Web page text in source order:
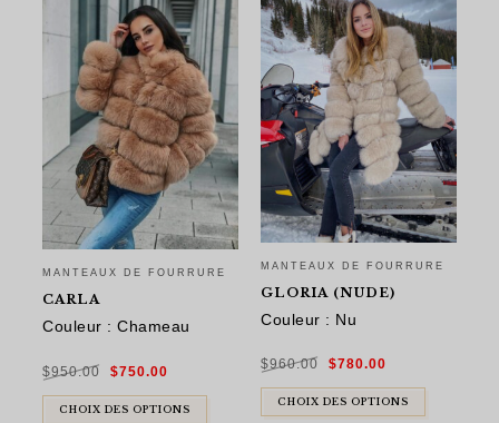
MANTEAUX DE FOURRURE
CARLA
Couleur : Chameau
$950.00 prix
était :
$950.00.
$750.00
est :
$750.00.
CHOIX DES OPTIONS
MANTEAUX DE FOURRURE
GLORIA (NUDE)
Couleur : Nu
$960.00
Le
prix
était :
$960.00.
$780.00
est :
$780.00.
CHOIX DES OPTIONS